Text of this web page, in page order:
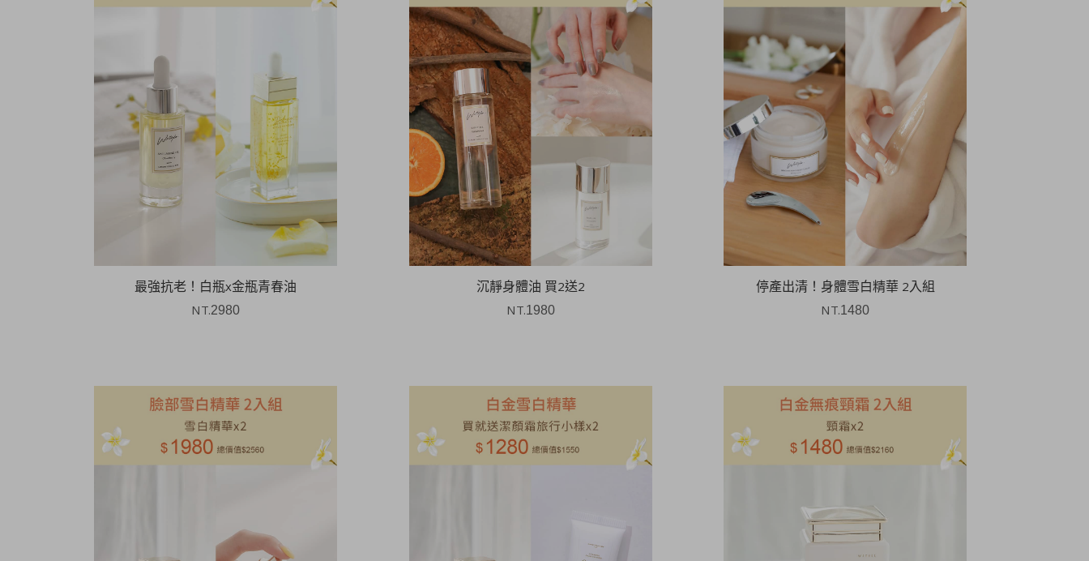
最強抗老！白瓶x金瓶青春油
NT.2980
沉靜身體油 買2送2
NT.1980
停產出清！身體雪白精華 2入組
NT.1480